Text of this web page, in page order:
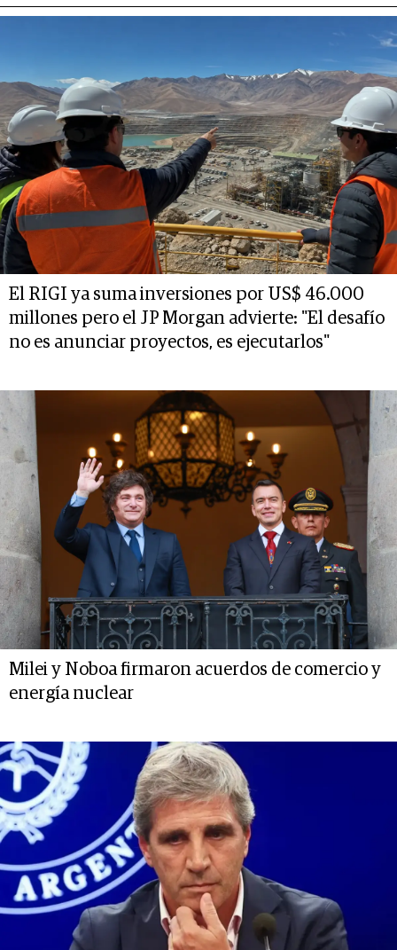
El RIGI ya suma inversiones por US$ 46.000
millones pero el JP Morgan advierte: "El desafío
no es anunciar proyectos, es ejecutarlos"
Milei y Noboa firmaron acuerdos de comercio y
energía nuclear